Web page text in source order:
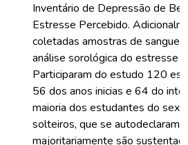
Inventário de Depressão de
Estresse Percebido.
coletadas amostras de sangue
análise sorológica do estresse
Participaram do estudo 120
56 dos anos inicias e 64 do
maioria dos estudantes do sexo
solteiros, que se autodeclaram
majoritariamente são